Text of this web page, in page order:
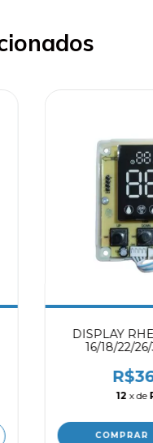
DISPLAY
16/18/22/
12 x de